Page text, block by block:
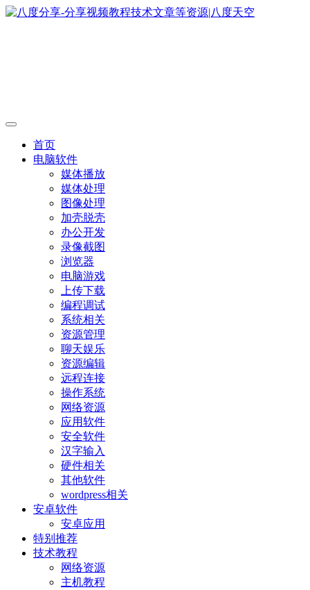
首页
电脑软件
媒体播放
媒体处理
图像处理
加壳脱壳
办公开发
录像截图
浏览器
电脑游戏
上传下载
编程调试
系统相关
资源管理
聊天娱乐
资源编辑
远程连接
操作系统
网络资源
应用软件
安全软件
汉字输入
硬件相关
其他软件
wordpress相关
安卓软件
安卓应用
特别推荐
技术教程
网络资源
主机教程